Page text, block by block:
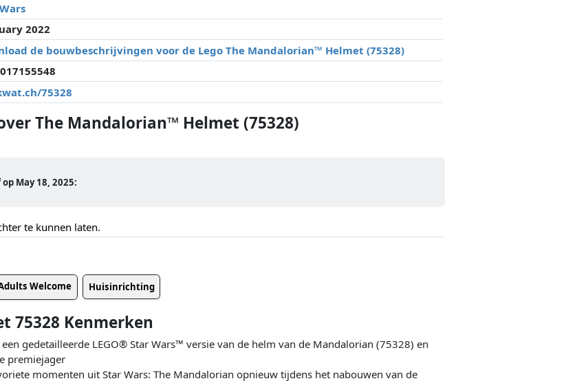
2022
de bouwbeschrijvingen voor de Lego The Mandalorian™ Helmet (75328)
75328
The Mandalorian™ Helmet (75328)
May 18, 2025:
te kunnen laten.
Welcome Huisinrichting
75328 Kenmerken
gedetailleerde LEGO® Star Wars™ versie van de helm van de Mandalorian (75328) en
premiejager
momenten uit Star Wars: The Mandalorian opnieuw tijdens het nabouwen van de